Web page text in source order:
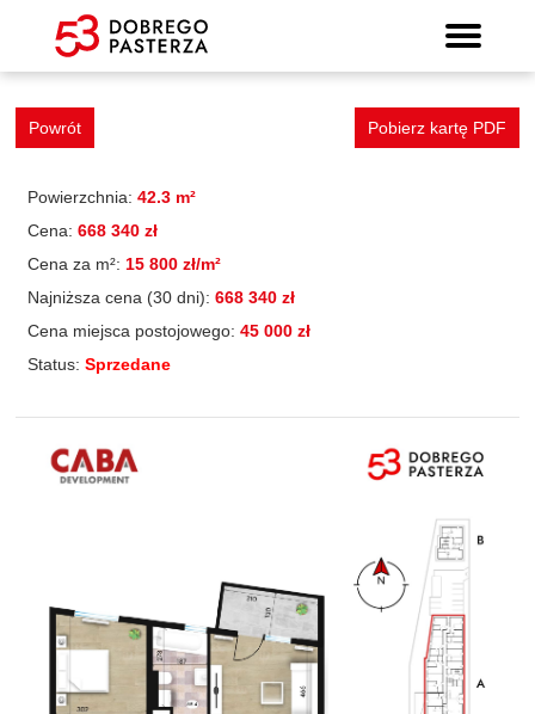
Mieszkanie 65
Wyszukiwarka mieszkań
Powrót Pobierz kartę PDF
Powierzchnia: 42.3 m²
Cena: 668 340 zł
Cena za m²: 15 800 zł/m²
Najniższa cena (30 dni): 668 340 zł
Cena miejsca postojowego: 45 000 zł
Status: Sprzedane